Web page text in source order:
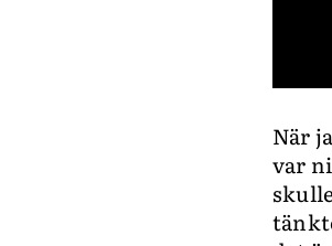
of
27
seconds
0%
När
var